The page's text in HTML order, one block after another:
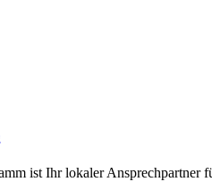
ist Ihr lokaler Ansprechpartner